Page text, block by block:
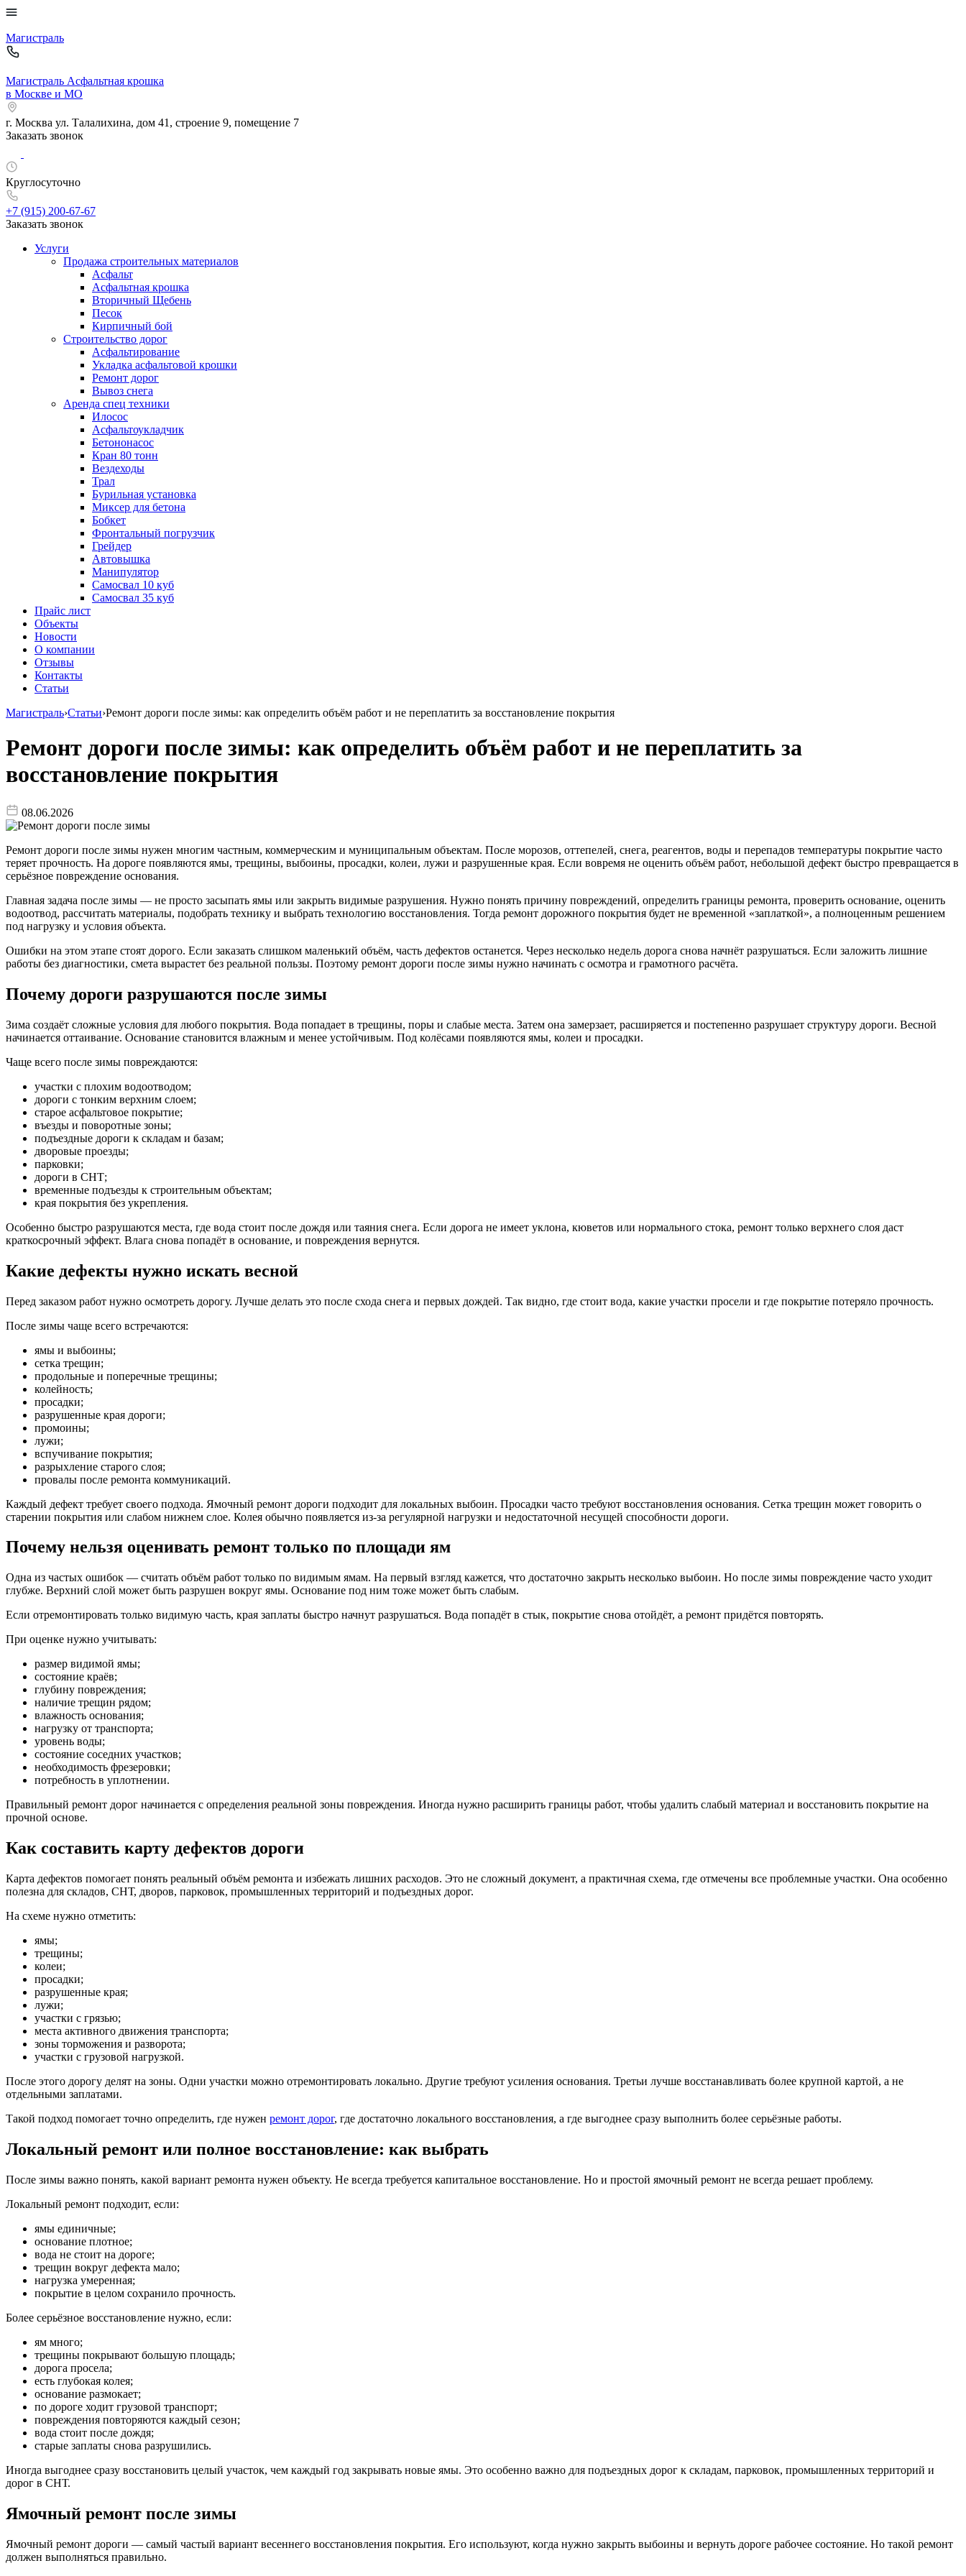
Магистраль
Магистраль Асфальтная крошка
в Москве и МО
г. Москва ул. Талалихина, дом 41, строение 9, помещение 7
Заказать звонок
Круглосуточно
+7 (915) 200-67-67
Заказать звонок
Услуги
Продажа строительных материалов
Асфальт
Асфальтная крошка
Вторичный Щебень
Песок
Кирпичный бой
Строительство дорог
Асфальтирование
Укладка асфальтовой крошки
Ремонт дорог
Вывоз снега
Аренда спец техники
Илосос
Асфальтоукладчик
Бетононасос
Кран 80 тонн
Вездеходы
Трал
Бурильная установка
Миксер для бетона
Бобкет
Фронтальный погрузчик
Грейдер
Автовышка
Манипулятор
Самосвал 10 куб
Самосвал 35 куб
Прайс лист
Объекты
Новости
О компании
Отзывы
Контакты
Статьи
Магистраль›Статьи›Ремонт дороги после зимы: как определить объём работ и не переплатить за восстановление покрытия
Ремонт дороги после зимы: как определить объём работ и не переплатить за
восстановление покрытия
08.06.2026
Ремонт дороги после зимы нужен многим частным, коммерческим и муниципальным объектам. После морозов, оттепелей, снега, реагентов, воды и перепадов температуры покрытие часто
теряет прочность. На дороге появляются ямы, трещины, выбоины, просадки, колеи, лужи и разрушенные края. Если вовремя не оценить объём работ, небольшой дефект быстро превращается в
серьёзное повреждение основания.
Главная задача после зимы — не просто засыпать ямы или закрыть видимые разрушения. Нужно понять причину повреждений, определить границы ремонта, проверить основание, оценить
водоотвод, рассчитать материалы, подобрать технику и выбрать технологию восстановления. Тогда ремонт дорожного покрытия будет не временной «заплаткой», а полноценным решением
под нагрузку и условия объекта.
Ошибки на этом этапе стоят дорого. Если заказать слишком маленький объём, часть дефектов останется. Через несколько недель дорога снова начнёт разрушаться. Если заложить лишние
работы без диагностики, смета вырастет без реальной пользы. Поэтому ремонт дороги после зимы нужно начинать с осмотра и грамотного расчёта.
Почему дороги разрушаются после зимы
Зима создаёт сложные условия для любого покрытия. Вода попадает в трещины, поры и слабые места. Затем она замерзает, расширяется и постепенно разрушает структуру дороги. Весной
начинается оттаивание. Основание становится влажным и менее устойчивым. Под колёсами появляются ямы, колеи и просадки.
Чаще всего после зимы повреждаются:
участки с плохим водоотводом;
дороги с тонким верхним слоем;
старое асфальтовое покрытие;
въезды и поворотные зоны;
подъездные дороги к складам и базам;
дворовые проезды;
парковки;
дороги в СНТ;
временные подъезды к строительным объектам;
края покрытия без укрепления.
Особенно быстро разрушаются места, где вода стоит после дождя или таяния снега. Если дорога не имеет уклона, кюветов или нормального стока, ремонт только верхнего слоя даст
краткосрочный эффект. Влага снова попадёт в основание, и повреждения вернутся.
Какие дефекты нужно искать весной
Перед заказом работ нужно осмотреть дорогу. Лучше делать это после схода снега и первых дождей. Так видно, где стоит вода, какие участки просели и где покрытие потеряло прочность.
После зимы чаще всего встречаются:
ямы и выбоины;
сетка трещин;
продольные и поперечные трещины;
колейность;
просадки;
разрушенные края дороги;
промоины;
лужи;
вспучивание покрытия;
разрыхление старого слоя;
провалы после ремонта коммуникаций.
Каждый дефект требует своего подхода. Ямочный ремонт дороги подходит для локальных выбоин. Просадки часто требуют восстановления основания. Сетка трещин может говорить о
старении покрытия или слабом нижнем слое. Колея обычно появляется из-за регулярной нагрузки и недостаточной несущей способности дороги.
Почему нельзя оценивать ремонт только по площади ям
Одна из частых ошибок — считать объём работ только по видимым ямам. На первый взгляд кажется, что достаточно закрыть несколько выбоин. Но после зимы повреждение часто уходит
глубже. Верхний слой может быть разрушен вокруг ямы. Основание под ним тоже может быть слабым.
Если отремонтировать только видимую часть, края заплаты быстро начнут разрушаться. Вода попадёт в стык, покрытие снова отойдёт, а ремонт придётся повторять.
При оценке нужно учитывать:
размер видимой ямы;
состояние краёв;
глубину повреждения;
наличие трещин рядом;
влажность основания;
нагрузку от транспорта;
уровень воды;
состояние соседних участков;
необходимость фрезеровки;
потребность в уплотнении.
Правильный ремонт дорог начинается с определения реальной зоны повреждения. Иногда нужно расширить границы работ, чтобы удалить слабый материал и восстановить покрытие на
прочной основе.
Как составить карту дефектов дороги
Карта дефектов помогает понять реальный объём ремонта и избежать лишних расходов. Это не сложный документ, а практичная схема, где отмечены все проблемные участки. Она особенно
полезна для складов, СНТ, дворов, парковок, промышленных территорий и подъездных дорог.
На схеме нужно отметить:
ямы;
трещины;
колеи;
просадки;
разрушенные края;
лужи;
участки с грязью;
места активного движения транспорта;
зоны торможения и разворота;
участки с грузовой нагрузкой.
После этого дорогу делят на зоны. Одни участки можно отремонтировать локально. Другие требуют усиления основания. Третьи лучше восстанавливать более крупной картой, а не
отдельными заплатами.
Такой подход помогает точно определить, где нужен ремонт дорог, где достаточно локального восстановления, а где выгоднее сразу выполнить более серьёзные работы.
Локальный ремонт или полное восстановление: как выбрать
После зимы важно понять, какой вариант ремонта нужен объекту. Не всегда требуется капитальное восстановление. Но и простой ямочный ремонт не всегда решает проблему.
Локальный ремонт подходит, если:
ямы единичные;
основание плотное;
вода не стоит на дороге;
трещин вокруг дефекта мало;
нагрузка умеренная;
покрытие в целом сохранило прочность.
Более серьёзное восстановление нужно, если:
ям много;
трещины покрывают большую площадь;
дорога просела;
есть глубокая колея;
основание размокает;
по дороге ходит грузовой транспорт;
повреждения повторяются каждый сезон;
вода стоит после дождя;
старые заплаты снова разрушились.
Иногда выгоднее сразу восстановить целый участок, чем каждый год закрывать новые ямы. Это особенно важно для подъездных дорог к складам, парковок, промышленных территорий и
дорог в СНТ.
Ямочный ремонт после зимы
Ямочный ремонт дороги — самый частый вариант весеннего восстановления покрытия. Его используют, когда нужно закрыть выбоины и вернуть дороге рабочее состояние. Но такой ремонт
должен выполняться правильно.